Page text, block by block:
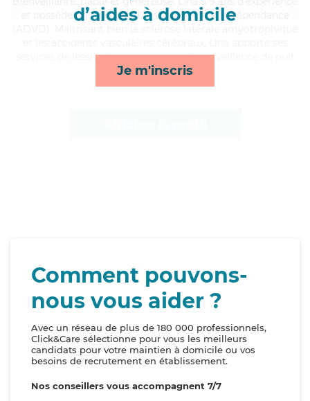
d’aides à domicile
Je m'inscris
et possède un diplôme d'Assistante De Vie Dépendance
services de lessive/repassage, rappels, surveillance de nuit
et toilette/habillage*
Comment pouvons-
nous vous aider ?
Avec un réseau de plus de 180 000 professionnels,
Click&Care sélectionne pour vous les meilleurs
candidats pour votre maintien à domicile ou vos
besoins de recrutement en établissement.
Nos conseillers vous accompagnent 7/7